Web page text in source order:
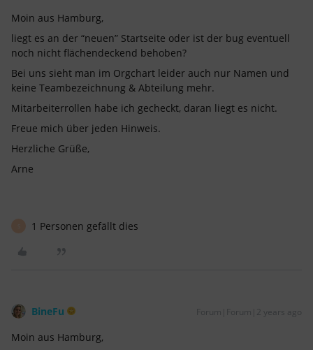
Moin aus Hamburg,
liegt es an der “neuen” Startseite oder ist der bug eventuell
noch nicht flächendeckend behoben?
Bei uns sieht man im Orgchart leider auch nur Namen und
keine Teambezeichnung & Abteilung mehr.
Mitarbeiterrollen habe ich gecheckt, daran liegt es nicht.
Freue mich über jeden Hinweis.
Herzliche Grüße,
Arne
1 Personen gefällt dies
BineFu Forum|Forum|2 years ago
Moin aus Hamburg,